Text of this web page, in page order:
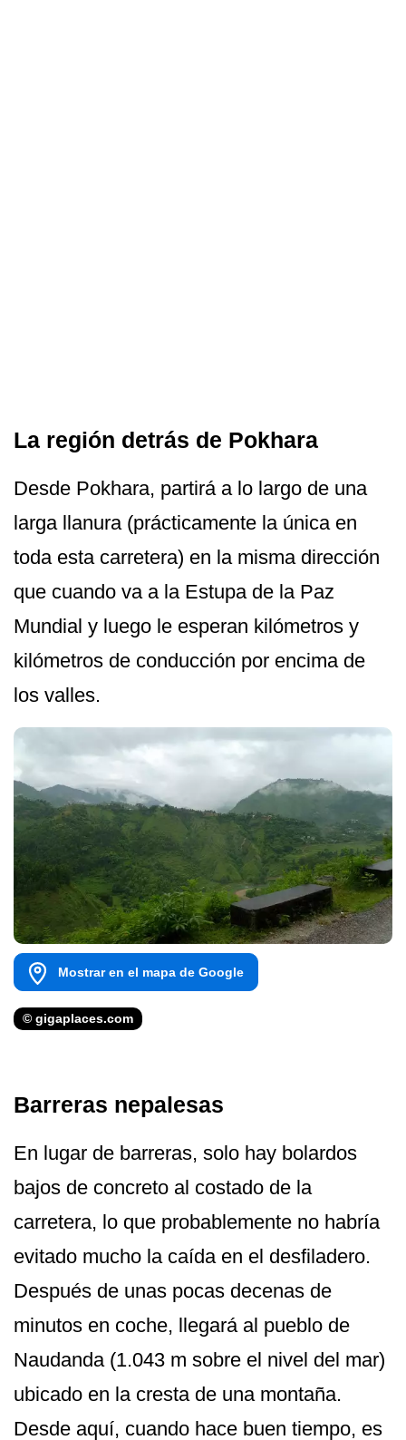
La región detrás de Pokhara
Desde Pokhara, partirá a lo largo de una
larga llanura (prácticamente la única en
toda esta carretera) en la misma dirección
que cuando va a la Estupa de la Paz
Mundial y luego le esperan kilómetros y
kilómetros de conducción por encima de
los valles.
Mostrar en el mapa de Google
© gigaplaces.com
Barreras nepalesas
En lugar de barreras, solo hay bolardos
bajos de concreto al costado de la
carretera, lo que probablemente no habría
evitado mucho la caída en el desfiladero.
Después de unas pocas decenas de
minutos en coche, llegará al pueblo de
Naudanda (1.043 m sobre el nivel del mar)
ubicado en la cresta de una montaña.
Desde aquí, cuando hace buen tiempo, es